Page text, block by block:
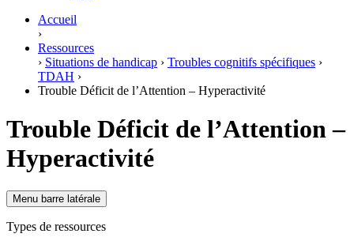
Accueil
›
Ressources
› Situations de handicap › Troubles cognitifs spécifiques ›
TDAH ›
Trouble Déficit de l’Attention – Hyperactivité
Trouble Déficit de l’Attention –
Hyperactivité
Menu barre latérale
Types de ressources